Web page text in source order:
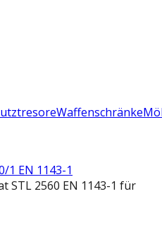
Waffenschränke
1 EN 1143-1
STL 2560 EN 1143-1 für